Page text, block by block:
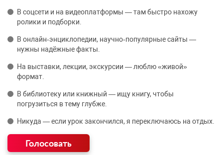
В соцсети и на видеоплатформы — там быстро нахожу
ролики и подборки.
В онлайн‑энциклопедии, научно‑популярные сайты —
нужны надёжные факты.
На выставки, лекции, экскурсии — люблю «живой»
формат.
В библиотеку или книжный — ищу книгу, чтобы
погрузиться в тему глубже.
Никуда — если урок закончился, я переключаюсь на отдых.